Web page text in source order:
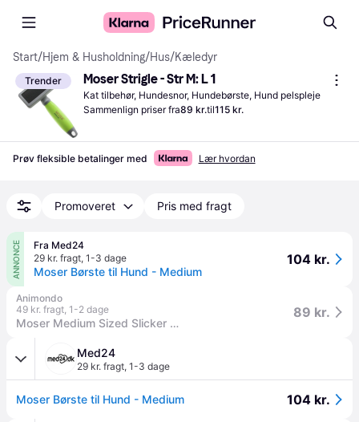
Start/Hjem & Husholdning/Hus/Kæledyr
Trender Moser Strigle - Str M: L 1
Kat tilbehør, Hundesnor, Hundebørste, Hund pelspleje
Sammenlign priser fra89 kr.til115 kr.
Prøv fleksible betalinger med Lær hvordan
Promoveret Pris med fragt
ANNONCE
Fra Med24
29 kr. fragt, 1-3 dage
Moser Børste til Hund - Medium
104 kr.
Animondo
49 kr. fragt, 1-2 dage
Moser Medium Sized Slicker Brush
89 kr.
Med24
29 kr. fragt, 1-3 dage
Moser Børste til Hund - Medium 104 kr.